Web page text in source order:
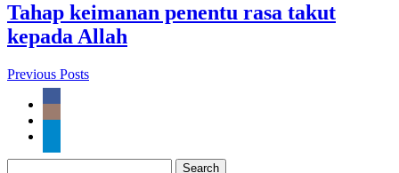
Tahap keimanan penentu rasa takut
kepada Allah
Previous Posts